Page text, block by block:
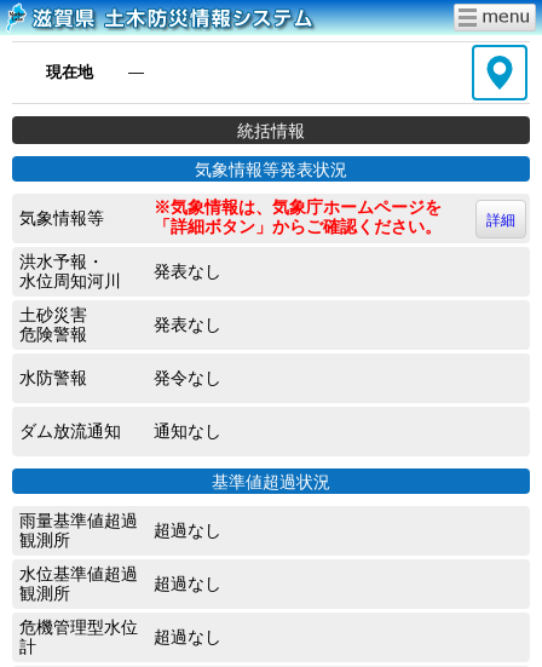
現在地 ―
統括情報
気象情報等発表状況
気象情報等
※気象情報は、気象庁ホームページを
「詳細ボタン」からご確認ください。
詳細
洪水予報・
水位周知河川
発表なし
土砂災害
危険警報
発表なし
水防警報 発令なし
ダム放流通知 通知なし
基準値超過状況
雨量基準値超過
観測所
超過なし
水位基準値超過
観測所
超過なし
危機管理型水位
計
超過なし